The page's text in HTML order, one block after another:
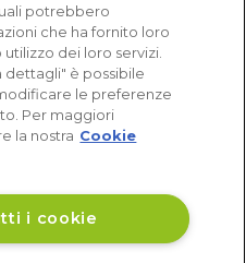
potrebbero
che ha fornito loro
dei loro servizi.
dettagli" è possibile
le preferenze
Per maggiori
la nostra Cookie
i cookie